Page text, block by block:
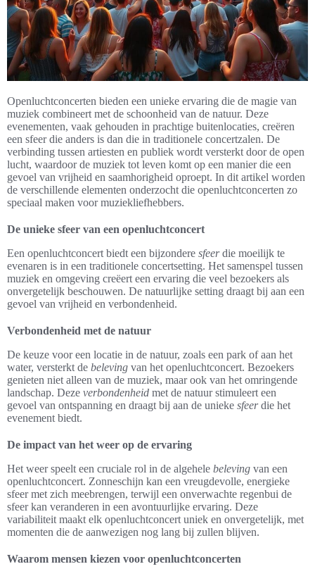
Openluchtconcerten bieden een unieke ervaring die de magie van
muziek combineert met de schoonheid van de natuur. Deze
evenementen, vaak gehouden in prachtige buitenlocaties, creëren
een sfeer die anders is dan die in traditionele concertzalen. De
verbinding tussen artiesten en publiek wordt versterkt door de open
lucht, waardoor de muziek tot leven komt op een manier die een
gevoel van vrijheid en saamhorigheid oproept. In dit artikel worden
de verschillende elementen onderzocht die openluchtconcerten zo
speciaal maken voor muziekliefhebbers.
De unieke sfeer van een openluchtconcert
Een openluchtconcert biedt een bijzondere sfeerdie moeilijk te
evenaren is in een traditionele concertsetting. Het samenspel tussen
muziek en omgeving creëert een ervaring die veel bezoekers als
onvergetelijk beschouwen. De natuurlijke setting draagt bij aan een
gevoel van vrijheid en verbondenheid.
Verbondenheid met de natuur
De keuze voor een locatie in de natuur, zoals een park of aan het
water, versterkt de beleving van het openluchtconcert. Bezoekers
genieten niet alleen van de muziek, maar ook van het omringende
landschap. Deze verbondenheid met de natuur stimuleert een
gevoel van ontspanning en draagt bij aan de unieke sfeerdie het
evenement biedt.
De impact van het weer op de ervaring
Het weer speelt een cruciale rol in de algehele beleving van een
openluchtconcert. Zonneschijn kan een vreugdevolle, energieke
sfeer met zich meebrengen, terwijl een onverwachte regenbui de
sfeer kan veranderen in een avontuurlijke ervaring. Deze
variabiliteit maakt elk openluchtconcert uniek en onvergetelijk, met
momenten die de aanwezigen nog lang bij zullen blijven.
Waarom mensen kiezen voor openluchtconcerten